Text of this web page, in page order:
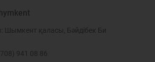
Шымкент қаласы, Бәйдібек Би
941 08 86